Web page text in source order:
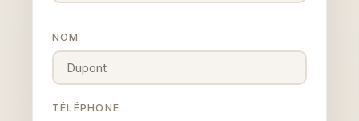
NOM
TÉLÉPHONE